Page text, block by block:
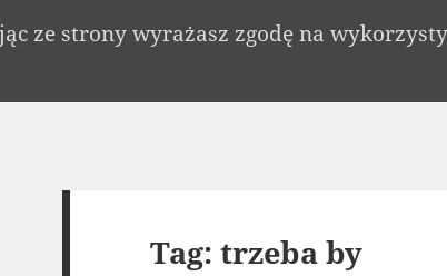
Tag:trzeba by
ze strony wyrażasz zgodę na